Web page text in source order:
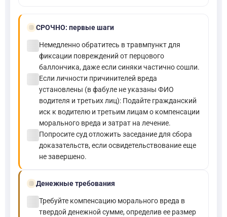
boltСРОЧНО: первые шаги
Немедленно обратитесь в травмпункт для
фиксации повреждений от перцового
баллончика, даже если синяки частично сошли.
Если личности причинителей вреда
установлены (в фабуле не указаны ФИО
водителя и третьих лиц): Подайте гражданский
иск к водителю и третьим лицам о компенсации
морального вреда и затрат на лечение.
Попросите суд отложить заседание для сбора
доказательств, если освидетельствование еще
не завершено.
paymentsДенежные требования
Требуйте компенсацию морального вреда в
твердой денежной сумме, определив ее размер